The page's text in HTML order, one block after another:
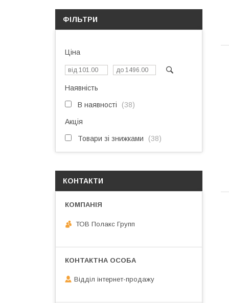
ФІЛЬТРИ
Ціна
Наявність
В наявності 38
Акція
Товари зі знижками 38
КОНТАКТИ
ТОВ Полакс Групп
Відділ інтернет-продажу